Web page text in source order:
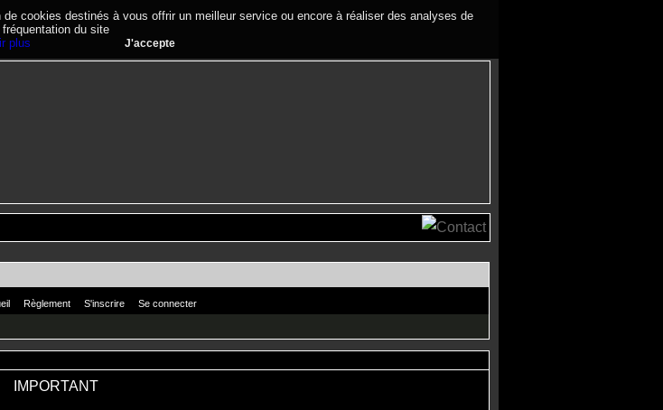
cookies destinés à vous offrir un meilleur service ou encore à réaliser des analyses de
fréquentation du site
plus
J'accepte
Règlement S'inscrire Se connecter
IMPORTANT